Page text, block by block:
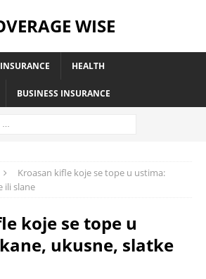
WISE
HEALTH
BUSINESS INSURANCE
Kroasan kifle koje se tope u ustima:
ili slane
koje se tope u
ukusne, slatke